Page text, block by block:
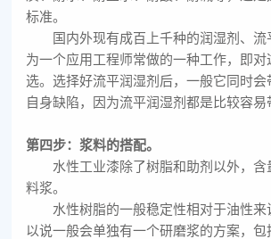
标准。
国内外现有成百上千种的润湿剂、流
为一个应用工程师常做的一种工作，即对
选。选择好流平润湿剂后，一般它同时会
自身缺陷，因为流平润湿剂都是比较容易
第四步：浆料的搭配。
水性工业漆除了树脂和助剂以外，含
料浆。
水性树脂的一般稳定性相对于油性来
以说一般会单独有一个研磨浆的方案，包